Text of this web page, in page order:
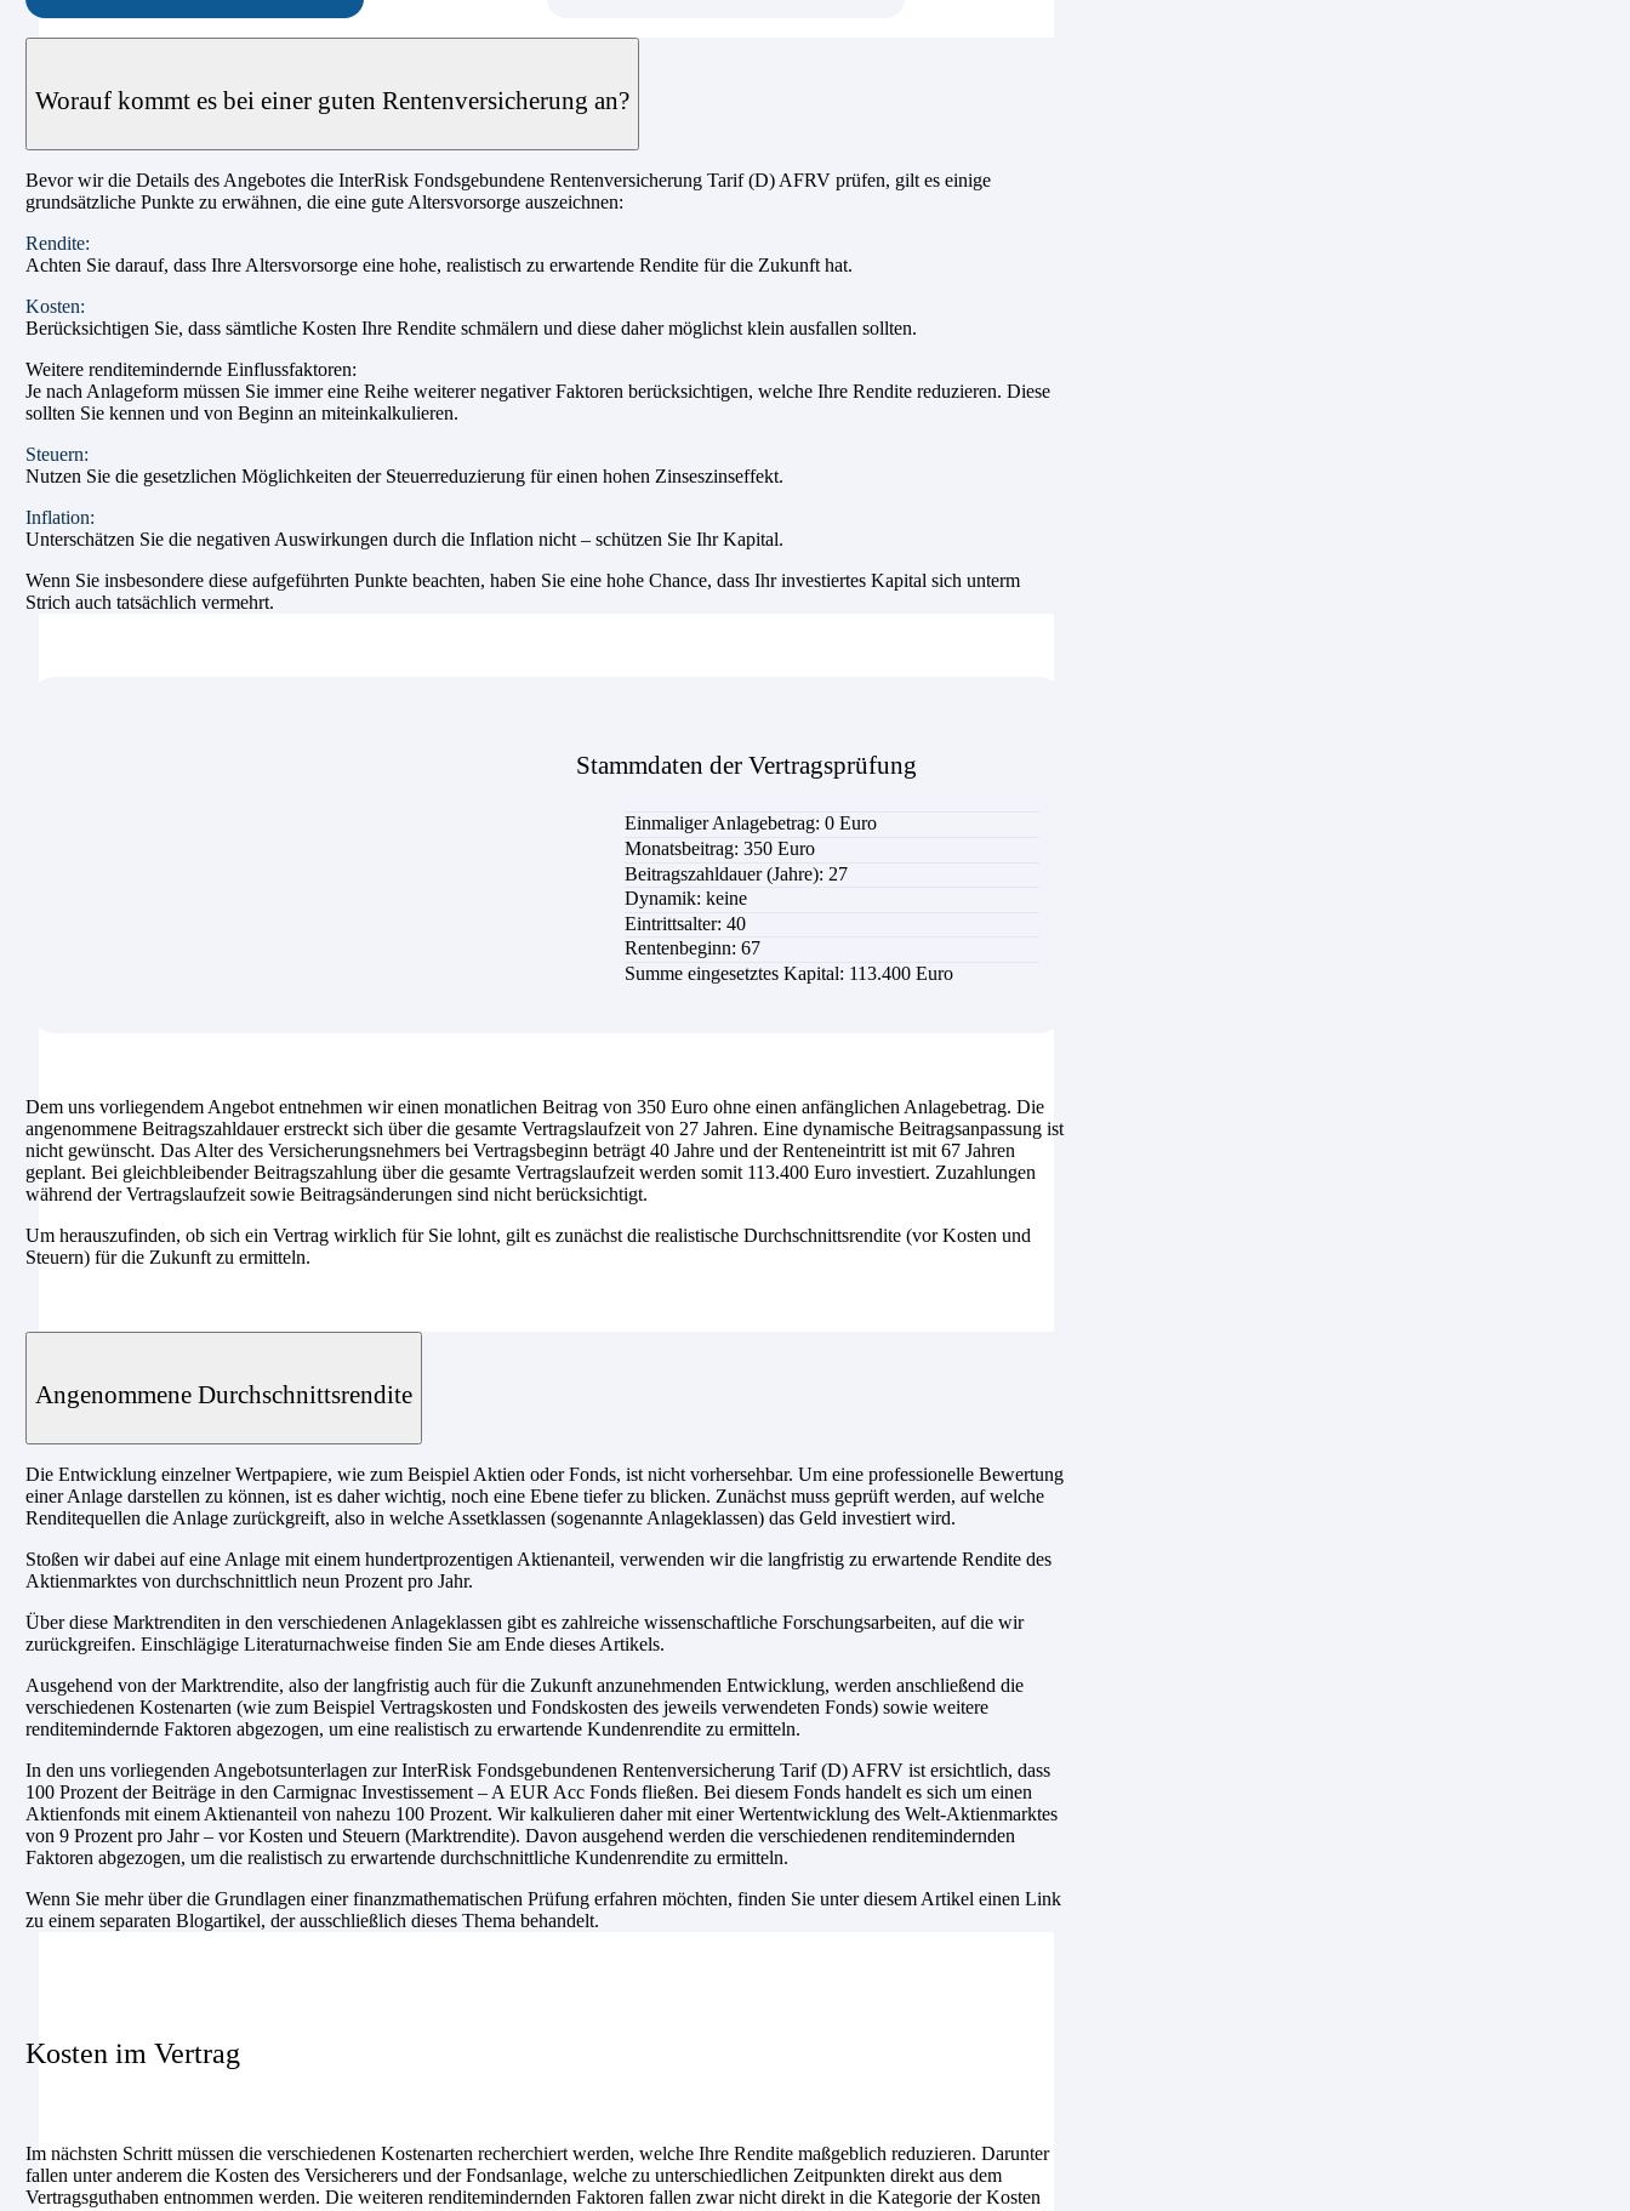
Worauf kommt es bei einer guten Rentenversicherung an?
Bevor wir die Details des Angebotes die InterRisk Fondsgebundene Rentenversicherung Tarif (D) AFRV prüfen, gilt es einige
grundsätzliche Punkte zu erwähnen, die eine gute Altersvorsorge auszeichnen:
Rendite:
Achten Sie darauf, dass Ihre Altersvorsorge eine hohe, realistisch zu erwartende Rendite für die Zukunft hat.
Kosten:
Berücksichtigen Sie, dass sämtliche Kosten Ihre Rendite schmälern und diese daher möglichst klein ausfallen sollten.
Weitere renditemindernde Einflussfaktoren:
Je nach Anlageform müssen Sie immer eine Reihe weiterer negativer Faktoren berücksichtigen, welche Ihre Rendite reduzieren. Diese
sollten Sie kennen und von Beginn an miteinkalkulieren.
Steuern:
Nutzen Sie die gesetzlichen Möglichkeiten der Steuerreduzierung für einen hohen Zinseszinseffekt.
Inflation:
Unterschätzen Sie die negativen Auswirkungen durch die Inflation nicht – schützen Sie Ihr Kapital.
Wenn Sie insbesondere diese aufgeführten Punkte beachten, haben Sie eine hohe Chance, dass Ihr investiertes Kapital sich unterm
Strich auch tatsächlich vermehrt.
Stammdaten der Vertragsprüfung
Einmaliger Anlagebetrag: 0 Euro
Monatsbeitrag: 350Euro
Beitragszahldauer (Jahre): 27
Dynamik: keine
Eintrittsalter: 40
Rentenbeginn: 67
Summe eingesetztes Kapital: 113.400 Euro
Dem uns vorliegendem Angebot entnehmen wir einen monatlichen Beitrag von 350 Euro ohne einen anfänglichen Anlagebetrag. Die
angenommene Beitragszahldauer erstreckt sich über die gesamte Vertragslaufzeit von 27 Jahren. Eine dynamische Beitragsanpassung ist
nicht gewünscht. Das Alter des Versicherungsnehmers bei Vertragsbeginn beträgt 40 Jahre und der Renteneintritt ist mit 67 Jahren
geplant. Bei gleichbleibender Beitragszahlung über die gesamte Vertragslaufzeit werden somit 113.400 Euro investiert. Zuzahlungen
während der Vertragslaufzeit sowie Beitragsänderungen sind nicht berücksichtigt.
Um herauszufinden, ob sich ein Vertrag wirklich für Sie lohnt, gilt es zunächst die realistische Durchschnittsrendite (vor Kosten und
Steuern) für die Zukunft zu ermitteln.
Angenommene Durchschnittsrendite
Die Entwicklung einzelner Wertpapiere, wie zum Beispiel Aktien oder Fonds, ist nicht vorhersehbar. Um eine professionelle Bewertung
einer Anlage darstellen zu können, ist es daher wichtig, noch eine Ebene tiefer zu blicken. Zunächst muss geprüft werden, auf welche
Renditequellen die Anlage zurückgreift, also in welche Assetklassen (sogenannte Anlageklassen) das Geld investiert wird.
Stoßen wir dabei auf eine Anlage mit einem hundertprozentigen Aktienanteil, verwenden wir die langfristig zu erwartende Rendite des
Aktienmarktes von durchschnittlich neun Prozent pro Jahr.
Über diese Marktrenditen in den verschiedenen Anlageklassen gibt es zahlreiche wissenschaftliche Forschungsarbeiten, auf die wir
zurückgreifen. Einschlägige Literaturnachweise finden Sie am Ende dieses Artikels.
Ausgehend von der Marktrendite, also der langfristig auch für die Zukunft anzunehmenden Entwicklung, werden anschließend die
verschiedenen Kostenarten (wie zum Beispiel Vertragskosten und Fondskosten des jeweils verwendeten Fonds) sowie weitere
renditemindernde Faktoren abgezogen, um eine realistisch zu erwartende Kundenrendite zu ermitteln.
In den uns vorliegenden Angebotsunterlagen zur InterRisk Fondsgebundenen Rentenversicherung Tarif (D) AFRV ist ersichtlich, dass
100 Prozent der Beiträge in den Carmignac Investissement – A EUR Acc Fonds fließen. Bei diesem Fonds handelt es sich um einen
Aktienfonds mit einem Aktienanteil von nahezu 100 Prozent. Wir kalkulieren daher mit einer Wertentwicklung des Welt-Aktienmarktes
von 9 Prozent pro Jahr – vor Kosten und Steuern (Marktrendite). Davon ausgehend werden die verschiedenen renditemindernden
Faktoren abgezogen, um die realistisch zu erwartende durchschnittliche Kundenrendite zu ermitteln.
Wenn Sie mehr über die Grundlagen einer finanzmathematischen Prüfung erfahren möchten, finden Sie unter diesem Artikel einen Link
zu einem separaten Blogartikel, der ausschließlich dieses Thema behandelt.
Kosten im Vertrag
Im nächsten Schritt müssen die verschiedenen Kostenarten recherchiert werden, welche Ihre Rendite maßgeblich reduzieren. Darunter
fallen unter anderem die Kosten des Versicherers und der Fondsanlage, welche zu unterschiedlichen Zeitpunkten direkt aus dem
Vertragsguthaben entnommen werden. Die weiteren renditemindernden Faktoren fallen zwar nicht direkt in die Kategorie der Kosten